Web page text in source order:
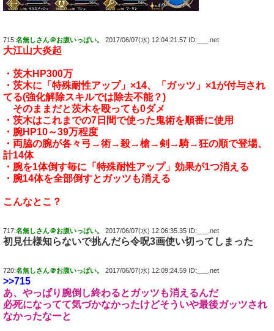
715:名無しさん＠お腹いっぱい。 2017/06/07(水) 12:04:21.57 ID:___.net
大江山大炎起
・茨木HP300万
・茨木に「特殊耐性アップ」×14、「ガッツ」×1が付与され
てる(強化解除スキルでは除去不能？)
そのままだと茨木を殴っても0ダメ
・茨木はこれまでの7日間で使った鬼術を順番に使用
・腕HP10～39万程度
・両脇の腕が各々弓→術→殺→槍→剣→騎→狂の順で登場、
計14体
・腕を1体倒す毎に「特殊耐性アップ」効果が1つ消える
・腕14体を全部倒すとガッツも消える
こんなとこ？
717:名無しさん＠お腹いっぱい。 2017/06/07(水) 12:06:35.35 ID:___.net
初見仕様知らないで挑んだら令呪3画使い切ってしまった
720:名無しさん＠お腹いっぱい。 2017/06/07(水) 12:09:24.59 ID:___.net
>>715
あ、やっぱり腕倒し終わるとガッツも消えるんだ
必死になってて気づかなかったけどそういや最後ガッツされ
なかったなーと